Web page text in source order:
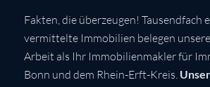
Fakten, die überzeugen! Tausendfach
vermittelte Immobilien belegen
Arbeit als Ihr Immobilienmakler für
Bonn und dem Rhein-Erft-Kreis.